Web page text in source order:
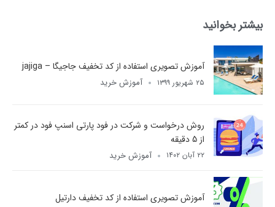
بیشتر بخوانید
آموزش تصویری استفاده از کد تخفیف جاجیگا​ – jajiga
۲۵ شهریور ۱۳۹۹ آموزش خرید
روش درخواست و شرکت در فود پارتی اسنپ فود در کمتر
از 5 دقیقه
۲۲ آبان ۱۴۰۲ آموزش خرید
آموزش تصویری استفاده از کد تخفیف دارتیل